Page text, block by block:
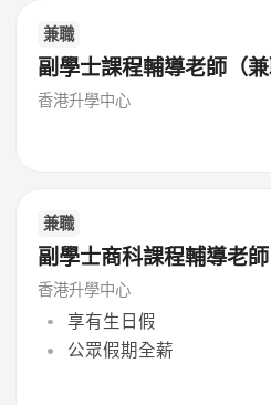
兼職
副學士課程輔導老師（兼
香港升學中心
兼職
副學士商科課程輔導老師
香港升學中心
享有生日假
公眾假期全薪